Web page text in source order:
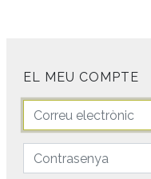
EL MEU COMPTE